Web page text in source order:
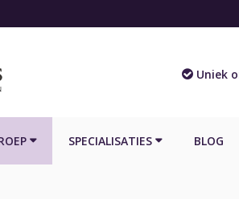
Uniek
SPECIALISATIES BLOG